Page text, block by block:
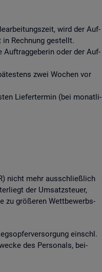
wird der Auf­
Rech­nung ge­stellt.
Auf­trag­ge­be­rin oder der Auf­
zwei Wo­chen vor
Lie­fer­ter­min (bei mo­nat­li­
nicht mehr aus­schlie­ß­lich
der Um­satz­steu­er,
zu grö­ße­ren Wett­be­werbs­
einschl.
des Per­so­nals, bei­